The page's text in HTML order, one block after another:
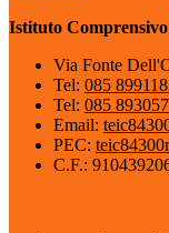
Istituto
Via Fonte
Tel: 085
Tel: 085
Email:
PEC:
C.F.: